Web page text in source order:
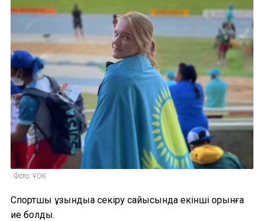
Фото: ҰОК
Спортшы ұзындыққа секіру сайысында екінші орынға
ие болды.